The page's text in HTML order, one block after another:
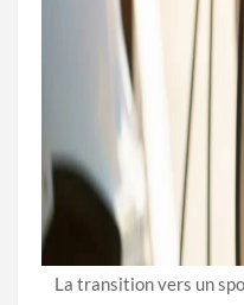
La transition vers un